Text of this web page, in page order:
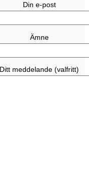
Din e-post
Ämne
Ditt meddelande (valfritt)